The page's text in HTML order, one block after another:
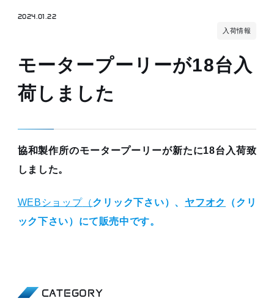
2024.01.22
入荷情報
モータープーリーが18台入
荷しました
協和製作所のモータープーリーが新たに18台入荷致
しました。
WEBショップ（クリック下さい）、 ヤフオク
（クリ
ック下さい）にて販売中です。
CATEGORY